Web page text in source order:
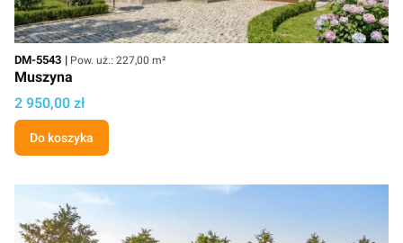
Kod
DM-5543 Powierzchnia użytkowa
Pow. uż.: 227,00 m²
Muszyna
Cena
2 950,00 zł
Do koszyka